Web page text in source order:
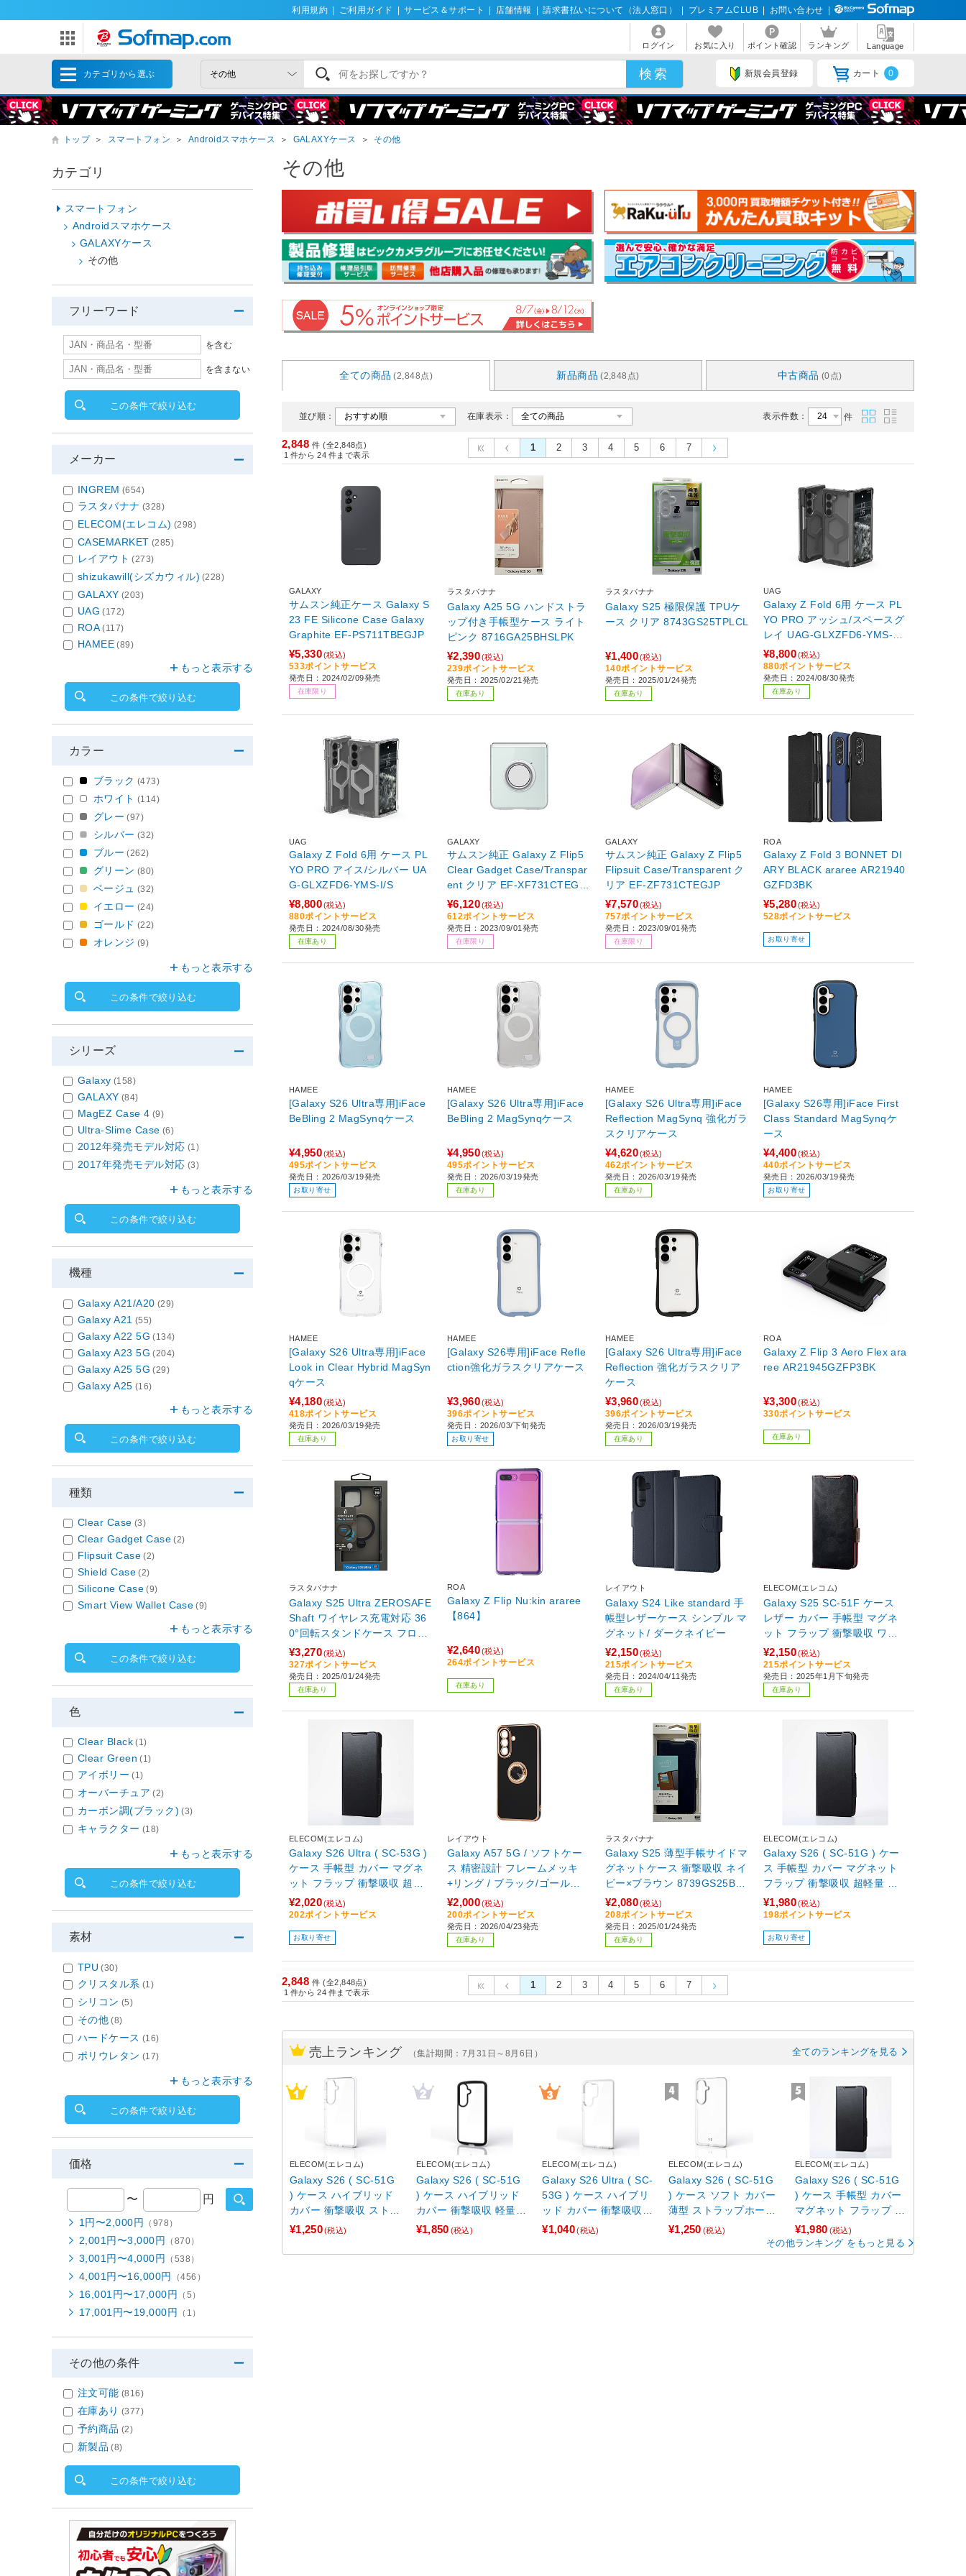
利用規約 ご利用ガイド サービス＆サポート 店舗情報 請求書払いについて（法人窓口） プレミアムCLUB お問い合わせ
ログイン お気に入り ポイント確認 ランキング Language
カテゴリから選ぶ 新規会員登録 カート 0
トップ ＞ スマートフォン ＞ Androidスマホケース ＞ GALAXYケース ＞ その他
その他
全ての商品 (2,848点) 新品商品 (2,848点) 中古商品 (0点)
並び順： 在庫表示： 表示件数： 件
2,848 件 (全2,848点)
1 件から 24 件まで表示
1 2 3 4 5 6 7
GALAXY
サムスン純正ケース Galaxy S
23 FE Silicone Case Galaxy
Graphite EF-PS711TBEGJP
¥5,330(税込)
533ポイントサービス
発売日：2024/02/09発売
在庫限り
ラスタバナナ
Galaxy A25 5G ハンドストラ
ップ付き手帳型ケース ライト
ピンク 8716GA25BHSLPK
¥2,390(税込)
239ポイントサービス
発売日：2025/02/21発売
在庫あり
ラスタバナナ
Galaxy S25 極限保護 TPUケ
ース クリア 8743GS25TPLCL
¥1,400(税込)
140ポイントサービス
発売日：2025/01/24発売
在庫あり
UAG
Galaxy Z Fold 6用 ケース PL
YO PRO アッシュ/スペースグ
レイ UAG-GLXZFD6-YMS-A/
S 【864】
¥8,800(税込)
880ポイントサービス
発売日：2024/08/30発売
在庫あり
UAG
Galaxy Z Fold 6用 ケース PL
YO PRO アイス/シルバー UA
G-GLXZFD6-YMS-I/S
¥8,800(税込)
880ポイントサービス
発売日：2024/08/30発売
在庫あり
GALAXY
サムスン純正 Galaxy Z Flip5
Clear Gadget Case/Transpar
ent クリア EF-XF731CTEGJ
P 【864】
¥6,120(税込)
612ポイントサービス
発売日：2023/09/01発売
在庫限り
GALAXY
サムスン純正 Galaxy Z Flip5
Flipsuit Case/Transparent ク
リア EF-ZF731CTEGJP
¥7,570(税込)
757ポイントサービス
発売日：2023/09/01発売
在庫限り
ROA
Galaxy Z Fold 3 BONNET DI
ARY BLACK araree AR21940
GZFD3BK
¥5,280(税込)
528ポイントサービス
お取り寄せ
HAMEE
[Galaxy S26 Ultra専用]iFace
BeBling 2 MagSynqケース
¥4,950(税込)
495ポイントサービス
発売日：2026/03/19発売
お取り寄せ
HAMEE
[Galaxy S26 Ultra専用]iFace
BeBling 2 MagSynqケース
¥4,950(税込)
495ポイントサービス
発売日：2026/03/19発売
在庫あり
HAMEE
[Galaxy S26 Ultra専用]iFace
Reflection MagSynq 強化ガラ
スクリアケース
¥4,620(税込)
462ポイントサービス
発売日：2026/03/19発売
在庫あり
HAMEE
[Galaxy S26専用]iFace First
Class Standard MagSynqケ
ース
¥4,400(税込)
440ポイントサービス
発売日：2026/03/19発売
お取り寄せ
HAMEE
[Galaxy S26 Ultra専用]iFace
Look in Clear Hybrid MagSyn
qケース
¥4,180(税込)
418ポイントサービス
発売日：2026/03/19発売
在庫あり
HAMEE
[Galaxy S26専用]iFace Refle
ction強化ガラスクリアケース
¥3,960(税込)
396ポイントサービス
発売日：2026/03/下旬発売
お取り寄せ
HAMEE
[Galaxy S26 Ultra専用]iFace
Reflection 強化ガラスクリア
ケース
¥3,960(税込)
396ポイントサービス
発売日：2026/03/19発売
在庫あり
ROA
Galaxy Z Flip 3 Aero Flex ara
ree AR21945GZFP3BK
¥3,300(税込)
330ポイントサービス
在庫あり
ラスタバナナ
Galaxy S25 Ultra ZEROSAFE
Shaft ワイヤレス充電対応 36
0°回転スタンドケース フロス
トブラック 8760GS25UZSFS
BK
¥3,270(税込)
327ポイントサービス
発売日：2025/01/24発売
在庫あり
ROA
Galaxy Z Flip Nu:kin araree
【864】
¥2,640(税込)
264ポイントサービス
在庫あり
レイアウト
Galaxy S24 Like standard 手
帳型レザーケース シンプル マ
グネット/ ダークネイビー
¥2,150(税込)
215ポイントサービス
発売日：2024/04/11発売
在庫あり
ELECOM(エレコム)
Galaxy S25 SC-51F ケース
レザー カバー 手帳型 マグネ
ット フラップ 衝撃吸収 ワイ
ヤレス充電可 ストラップホー
ル付 スタンド機能付 ブラック
ブラック PM-G251PLFYBK
¥2,150(税込)
215ポイントサービス
発売日：2025年1月下旬発売
在庫あり
ELECOM(エレコム)
Galaxy S26 Ultra ( SC-53G )
ケース 手帳型 カバー マグネ
ット フラップ 衝撃吸収 超軽
量 薄型 スタンド機能付 ULTR
ASLIM ブラック
¥2,020(税込)
202ポイントサービス
お取り寄せ
レイアウト
Galaxy A57 5G / ソフトケー
ス 精密設計 フレームメッキ
+リング / ブラック/ゴールド
RT-GA26M1TRE/BG
¥2,000(税込)
200ポイントサービス
発売日：2026/04/23発売
在庫あり
ラスタバナナ
Galaxy S25 薄型手帳サイドマ
グネットケース 衝撃吸収 ネイ
ビー×ブラウン 8739GS25BS
MNVB
¥2,080(税込)
208ポイントサービス
発売日：2025/01/24発売
在庫あり
ELECOM(エレコム)
Galaxy S26 ( SC-51G ) ケー
ス 手帳型 カバー マグネット
フラップ 衝撃吸収 超軽量 薄
型 スタンド機能付 ULTRASLI
M ブラック
¥1,980(税込)
198ポイントサービス
お取り寄せ
2,848 件 (全2,848点)
1 件から 24 件まで表示
1 2 3 4 5 6 7
売上ランキング （集計期間：7月31日～8月6日） 全てのランキングを見る
ELECOM(エレコム)
Galaxy S26 ( SC-51G
) ケース ハイブリッド
カバー 衝撃吸収 ストラ
ップホール付 クリア
¥1,250(税込)
ELECOM(エレコム)
Galaxy S26 ( SC-51G
) ケース ハイブリッド
カバー 衝撃吸収 軽量
薄型 ストラップホール
ート付 TOUGH SLIM L
¥1,850 (税込)
ELECOM(エレコム)
Galaxy S26 Ultra ( SC-
53G ) ケース ハイブリ
ッド カバー 衝撃吸収
ストラップホール付 ク
¥1,040(税込)
ELECOM(エレコム)
Galaxy S26 ( SC-51G
) ケース ソフト カバー
薄型 ストラップホール
付 クリア
¥1,250 (税込)
ELECOM(エレコム)
Galaxy S26 ( SC-51G
) ケース 手帳型 カバー
マグネット フラップ 衝
撃吸収 超軽量 薄型 ス
タンド機能付 ULTRAS
LIM ブラック
¥1,980 (税込)
その他ランキング をもっと見る
カテゴリ
スマートフォン
Androidスマホケース
GALAXYケース
その他
フリーワード
を含む
を含まない
この条件で絞り込む
メーカー
INGREM (654)
ラスタバナナ (328)
ELECOM(エレコム) (298)
CASEMARKET (285)
レイアウト (273)
shizukawill(シズカウィル) (228)
GALAXY (203)
UAG (172)
ROA (117)
HAMEE (89)
もっと表示する
この条件で絞り込む
カラー
ブラック (473)
ホワイト (114)
グレー (97)
シルバー (32)
ブルー (262)
グリーン (80)
ベージュ (32)
イエロー (24)
ゴールド (22)
オレンジ (9)
もっと表示する
この条件で絞り込む
シリーズ
Galaxy (158)
GALAXY (84)
MagEZ Case 4 (9)
Ultra-Slime Case (6)
2012年発売モデル対応 (1)
2017年発売モデル対応 (3)
もっと表示する
この条件で絞り込む
機種
Galaxy A21/A20 (29)
Galaxy A21 (55)
Galaxy A22 5G (134)
Galaxy A23 5G (204)
Galaxy A25 5G (29)
Galaxy A25 (16)
もっと表示する
この条件で絞り込む
種類
Clear Case (3)
Clear Gadget Case (2)
Flipsuit Case (2)
Shield Case (2)
Silicone Case (9)
Smart View Wallet Case (9)
もっと表示する
この条件で絞り込む
色
Clear Black (1)
Clear Green (1)
アイボリー (1)
オーバーチュア (2)
カーボン調(ブラック) (3)
キャラクター (18)
もっと表示する
この条件で絞り込む
素材
TPU (30)
クリスタル系 (1)
シリコン (5)
その他 (8)
ハードケース (16)
ポリウレタン (17)
もっと表示する
この条件で絞り込む
価格
〜 円
1円〜2,000円 （978）
2,001円〜3,000円 （870）
3,001円〜4,000円 （538）
4,001円〜16,000円 （456）
16,001円〜17,000円 （5）
17,001円〜19,000円 （1）
その他の条件
注文可能 (816)
在庫あり (377)
予約商品 (2)
新製品 (8)
この条件で絞り込む